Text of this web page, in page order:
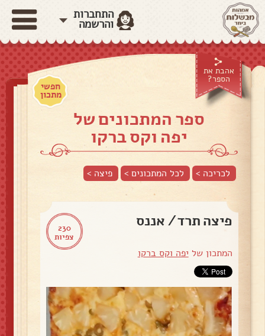
התחברות
והרשמה
אהבת את
הספר?
חפשי
מתכון
ספר המתכונים של
יפה וקס ברקו
לכריכה > לכל המתכונים > פיצה >
230
צפיות
פיצה תרד/ אננס
המתכון של יפה וקס ברקו